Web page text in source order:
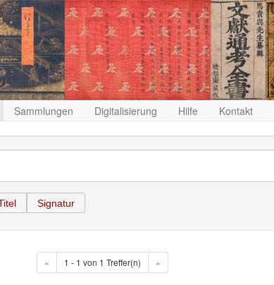
Sammlungen Digitalisierung Hilfe Kontakt
Signatur
« 1 - 1 von 1 Treffer(n) »